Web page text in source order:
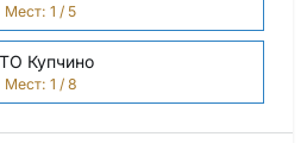
Мест: 1 / 5
Купчино
Мест: 1 / 8